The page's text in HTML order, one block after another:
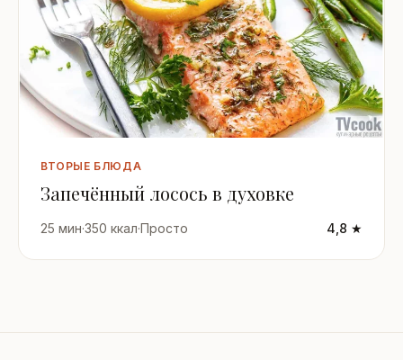
ВТОРЫЕ БЛЮДА
Запечённый лосось в духовке
25 мин·350 ккал·Просто 4,8 ★